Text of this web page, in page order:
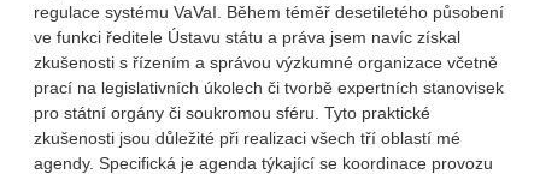
regulace systému VaVaI. Během téměř desetiletého působení
ve funkci ředitele Ústavu státu a práva jsem navíc získal
zkušenosti s řízením a správou výzkumné organizace včetně
prací na legislativních úkolech či tvorbě expertních stanovisek
pro státní orgány či soukromou sféru. Tyto praktické
zkušenosti jsou důležité při realizaci všech tří oblastí mé
agendy. Specifická je agenda týkající se koordinace provozu